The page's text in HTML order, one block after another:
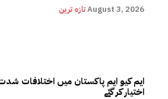
تازہ ترینAugust 3, 2026
ایم کیو ایم پاکستان میں اختلافات
اختیار کر گئے